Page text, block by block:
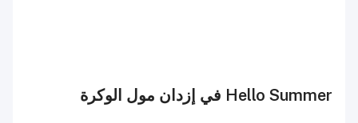
Hello Summer في إزدان مول الوكرة